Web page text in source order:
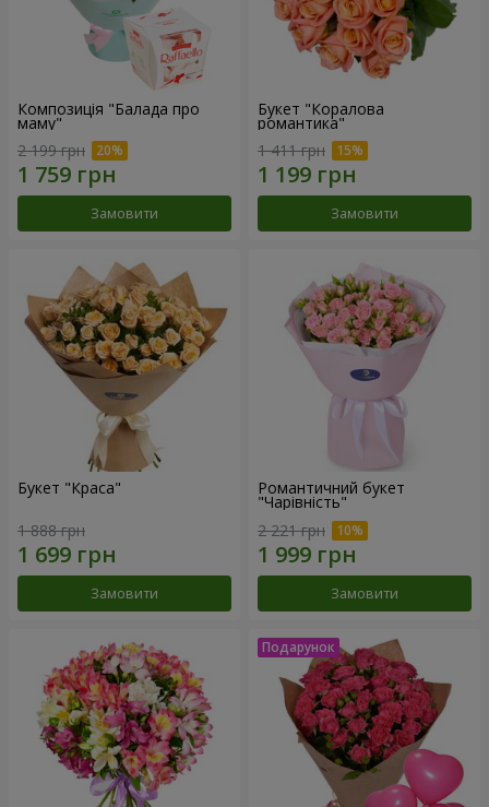
Композиція "Балада про
маму"
2 199 грн
Замовити
Букет "Коралова
романтика"
1 411 грн
Замовити
Букет "Краса"
1 888 грн
Замовити
Романтичний букет
"Чарівність"
2 221 грн
Замовити